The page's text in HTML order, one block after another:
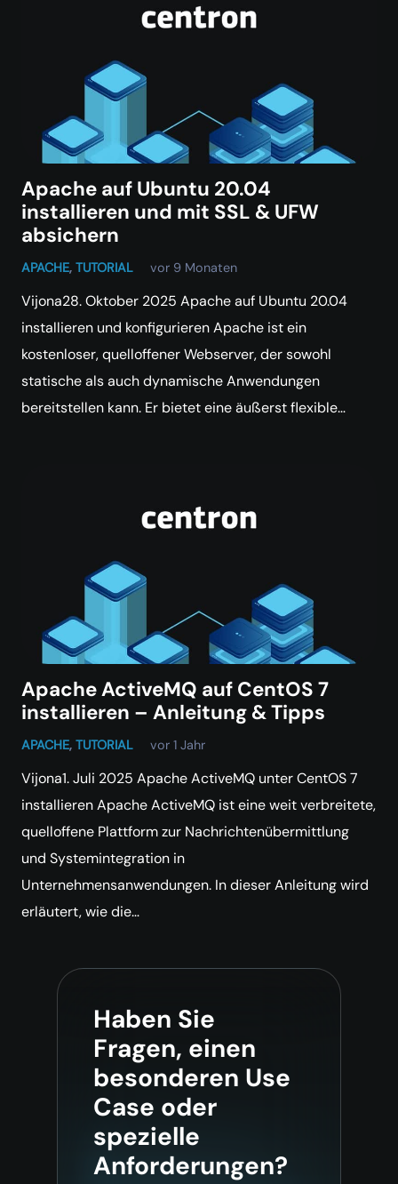
Apache auf Ubuntu 20.04
installieren und mit SSL & UFW
absichern
APACHE, TUTORIAL vor 9 Monaten
Vijona28. Oktober 2025 Apache auf Ubuntu 20.04
installieren und konfigurieren Apache ist ein
kostenloser, quelloffener Webserver, der sowohl
statische als auch dynamische Anwendungen
bereitstellen kann. Er bietet eine äußerst flexible…
Apache ActiveMQ auf CentOS 7
installieren – Anleitung & Tipps
APACHE, TUTORIAL vor 1 Jahr
Vijona1. Juli 2025 Apache ActiveMQ unter CentOS 7
installieren Apache ActiveMQ ist eine weit verbreitete,
quelloffene Plattform zur Nachrichtenübermittlung
und Systemintegration in
Unternehmensanwendungen. In dieser Anleitung wird
erläutert, wie die…
Haben Sie
Fragen, einen
besonderen Use
Case oder
spezielle
Anforderungen?